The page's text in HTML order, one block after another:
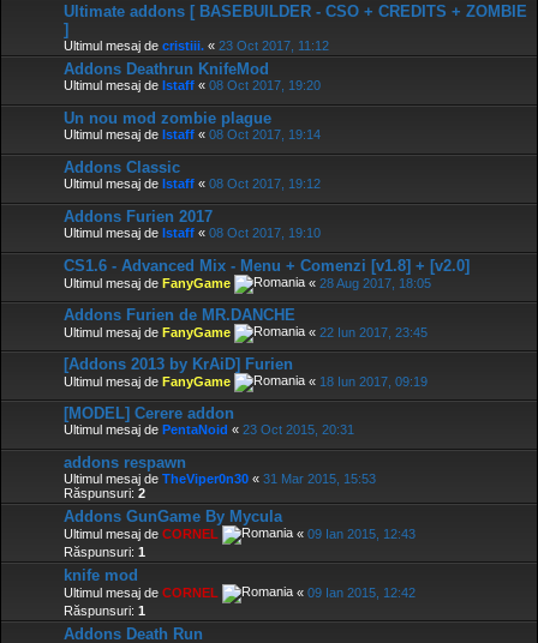
Ultimate addons [ BASEBUILDER - CSO + CREDITS + ZOMBIE
]
Ultimul mesaj de cristiii. « 23 Oct 2017, 11:12
Addons Deathrun KnifeMod
Ultimul mesaj de Istaff « 08 Oct 2017, 19:20
Un nou mod zombie plague
Ultimul mesaj de Istaff « 08 Oct 2017, 19:14
Addons Classic
Ultimul mesaj de Istaff « 08 Oct 2017, 19:12
Addons Furien 2017
Ultimul mesaj de Istaff « 08 Oct 2017, 19:10
CS1.6 - Advanced Mix - Menu + Comenzi [v1.8] + [v2.0]
Ultimul mesaj de FanyGame « 28 Aug 2017, 18:05
Addons Furien de MR.DANCHE
Ultimul mesaj de FanyGame « 22 Iun 2017, 23:45
[Addons 2013 by KrAiD] Furien
Ultimul mesaj de FanyGame « 18 Iun 2017, 09:19
[MODEL] Cerere addon
Ultimul mesaj de PentaNoid « 23 Oct 2015, 20:31
addons respawn
Ultimul mesaj de TheViper0n30 « 31 Mar 2015, 15:53
Răspunsuri: 2
Addons GunGame By Mycula
Ultimul mesaj de CORNEL « 09 Ian 2015, 12:43
Răspunsuri: 1
knife mod
Ultimul mesaj de CORNEL « 09 Ian 2015, 12:42
Răspunsuri: 1
Addons Death Run